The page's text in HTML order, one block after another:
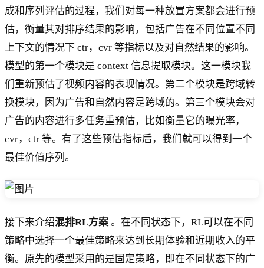
成和序列评估的过程，我们对每一种放置方案都会进行预
估，衡量其对排序结果的影响，包括广告在不同位置不同
上下文的情况下 ctr，cvr 等指标以及对自然结果的影响。
模型的第一个模块是 context 信息提取模块。这一模块我
们重新预估了视频内容的表现情况。第二个模块是跨域转
换模块，因为广告和自然内容是跨域的。第三个模块会对
广告的内容进行多任务重预估，比如衡量它的曝光率，
cvr，ctr 等。有了这些预估指标后，我们就可以得到一个
最佳价值序列。
接下来介绍混排RL方案。在不同状态下，RL可以在不同
策略中选择一个最佳策略来达到长期体验和近期收入的平
衡。原先的模型采用的是固定策略，即在不同状态下的广